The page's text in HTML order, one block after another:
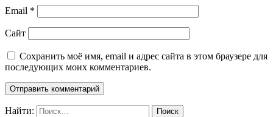
Email *
Сайт
Сохранить моё имя, email и адрес сайта в этом браузере для
последующих моих комментариев.
Найти: